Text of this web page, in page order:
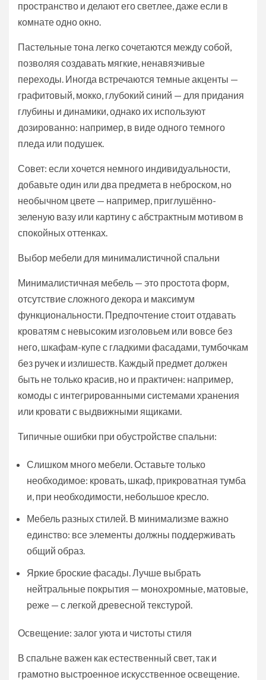
пространство и делают его светлее, даже если в
комнате одно окно.
Пастельные тона легко сочетаются между собой,
позволяя создавать мягкие, ненавязчивые
переходы. Иногда встречаются темные акценты —
графитовый, мокко, глубокий синий — для придания
глубины и динамики, однако их используют
дозированно: например, в виде одного темного
пледа или подушек.
Совет: если хочется немного индивидуальности,
добавьте один или два предмета в неброском, но
необычном цвете — например, приглушённо-
зеленую вазу или картину с абстрактным мотивом в
спокойных оттенках.
Выбор мебели для минималистичной спальни
Минималистичная мебель — это простота форм,
отсутствие сложного декора и максимум
функциональности. Предпочтение стоит отдавать
кроватям с невысоким изголовьем или вовсе без
него, шкафам-купе с гладкими фасадами, тумбочкам
без ручек и излишеств. Каждый предмет должен
быть не только красив, но и практичен: например,
комоды с интегрированными системами хранения
или кровати с выдвижными ящиками.
Типичные ошибки при обустройстве спальни:
Слишком много мебели. Оставьте только
необходимое: кровать, шкаф, прикроватная тумба
и, при необходимости, небольшое кресло.
Мебель разных стилей. В минимализме важно
единство: все элементы должны поддерживать
общий образ.
Яркие броские фасады. Лучше выбрать
нейтральные покрытия — монохромные, матовые,
реже — с легкой древесной текстурой.
Освещение: залог уюта и чистоты стиля
В спальне важен как естественный свет, так и
грамотно выстроенное искусственное освещение.